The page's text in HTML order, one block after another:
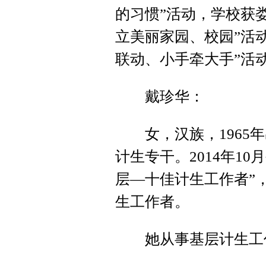
的习惯”活动，学校获
立美丽家园、校园”活
联动、小手牵大手”活
戴珍华：
女，汉族，1965年
计生专干。2014年10
层—十佳计生工作者”
生工作者。
她从事基层计生工